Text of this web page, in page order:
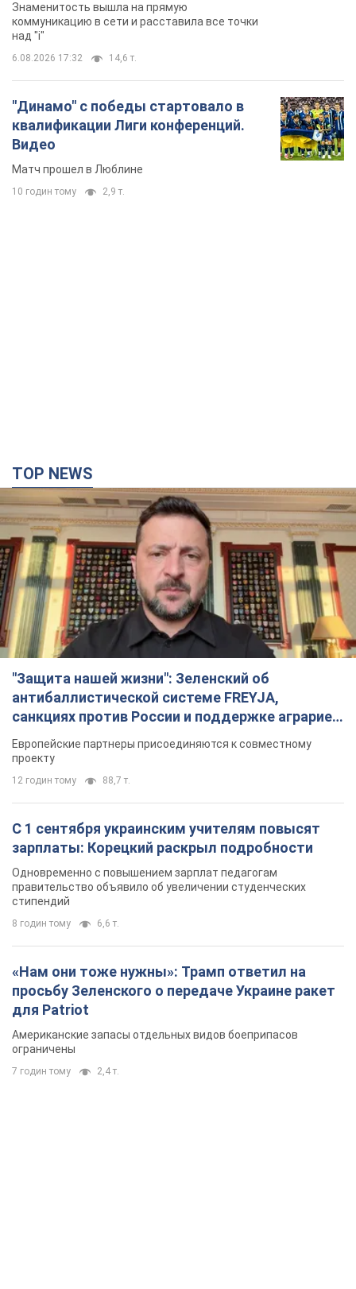
Знаменитость вышла на прямую
коммуникацию в сети и расставила все точки
над "i"
6.08.2026 17:32 14,6 т.
"Динамо" с победы стартовало в
квалификации Лиги конференций.
Видео
Матч прошел в Люблине
10 годин тому 2,9 т.
TOP NEWS
"Защита нашей жизни": Зеленский об
антибаллистической системе FREYJA,
санкциях против России и поддержке аграриев.
Видео
Европейские партнеры присоединяются к совместному
проекту
12 годин тому 88,7 т.
С 1 сентября украинским учителям повысят
зарплаты: Корецкий раскрыл подробности
Одновременно с повышением зарплат педагогам
правительство объявило об увеличении студенческих
стипендий
8 годин тому 6,6 т.
«Нам они тоже нужны»: Трамп ответил на
просьбу Зеленского о передаче Украине ракет
для Patriot
Американские запасы отдельных видов боеприпасов
ограничены
7 годин тому 2,4 т.